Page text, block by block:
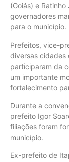
(Goiás) e
governadores
para o município.
Prefeitos, vice-
diversas cidades
participaram da
um importante
fortalecimento
Durante a
prefeito Igor
filiações foram
município.
Ex-prefeito de